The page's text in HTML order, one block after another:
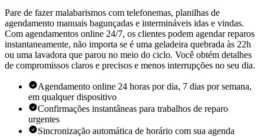
Pare de fazer malabarismos com telefonemas, planilhas de
agendamento manuais bagunçadas e intermináveis idas e vindas.
Com agendamentos online 24/7, os clientes podem agendar reparos
instantaneamente, não importa se é uma geladeira quebrada às 22h
ou uma lavadora que parou no meio do ciclo. Você obtém detalhes
de compromissos claros e precisos e menos interrupções no seu dia.
Agendamento online 24 horas por dia, 7 dias por semana,
em qualquer dispositivo
Confirmações instantâneas para trabalhos de reparo
urgentes
Sincronização automática de horário com sua agenda